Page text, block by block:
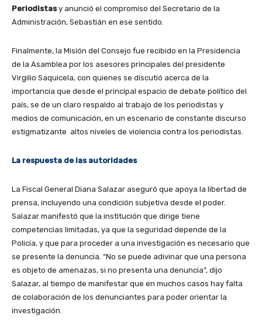
Periodistasy anunció el compromiso del Secretario de la
Administración, Sebastián en ese sentido.
Finalmente, la Misión del Consejo fue recibido en la Presidencia
de la Asamblea por los asesores principales del presidente
Virgilio Saquicela, con quienes se discutió acerca de la
importancia que desde el principal espacio de debate político del
país, se de un claro respaldo al trabajo de los periodistas y
medios de comunicación, en un escenario de constante discurso
estigmatizante altos niveles de violencia contra los periodistas.
La respuesta de las autoridades
La Fiscal General Diana Salazar aseguró que apoya la libertad de
prensa, incluyendo una condición subjetiva desde el poder.
Salazar manifestó que la institución que dirige tiene
competencias limitadas, ya que la seguridad depende de la
Policía, y que para proceder a una investigación es necesario que
se presente la denuncia. “No se puede adivinar que una persona
es objeto de amenazas, si no presenta una denuncia”, dijo
Salazar, al tiempo de manifestar que en muchos casos hay falta
de colaboración de los denunciantes para poder orientar la
investigación.